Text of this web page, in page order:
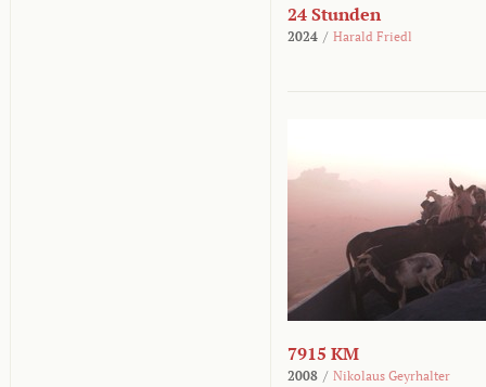
24 Stunden
2024 / Harald Friedl
7915 KM
2008 / Nikolaus Geyrhalter